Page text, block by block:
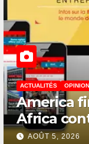
ACTUALITÉS
America
Africa
n’est
AOÛT 5, 2026